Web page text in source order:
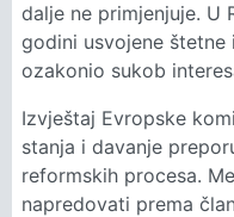
dalje ne primjenjuje. U
godini usvojene
ozakonio sukob
Izvještaj Evropske
stanja i davanje
reformskih procesa.
napredovati prema